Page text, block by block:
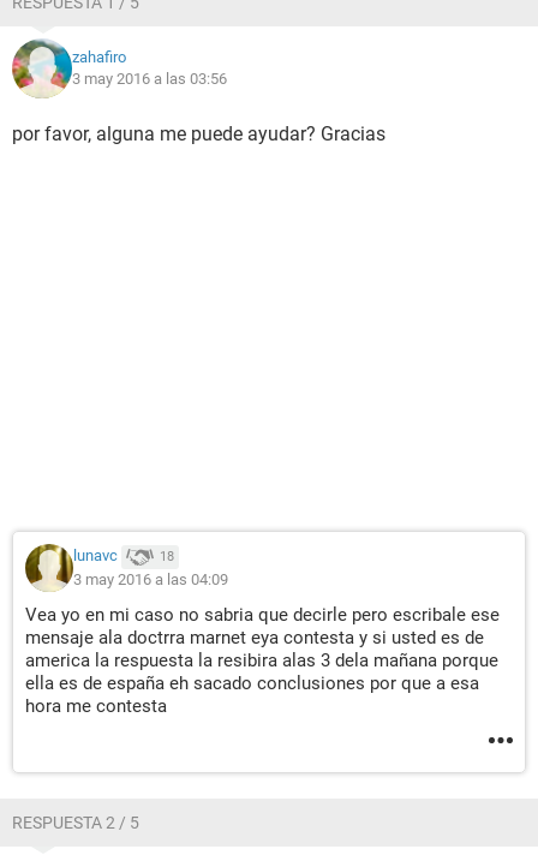
zahafiro
3 may 2016 a las 03:56
por favor, alguna me puede ayudar? Gracias
lunavc 18
3 may 2016 a las 04:09
Vea yo en mi caso no sabria que decirle pero escribale ese
mensaje ala doctrra marnet eya contesta y si usted es de
america la respuesta la resibira alas 3 dela mañana porque
ella es de españa eh sacado conclusiones por que a esa
hora me contesta
RESPUESTA 2 / 5